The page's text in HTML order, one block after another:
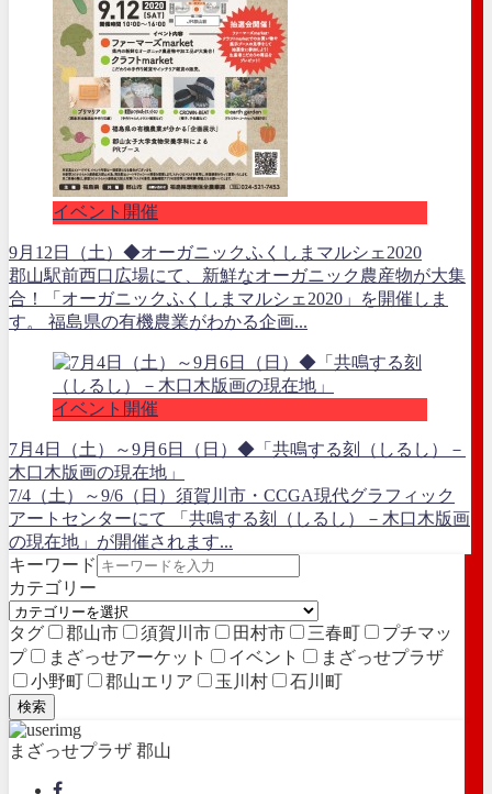
イベント開催
9月12日（土）◆オーガニックふくしまマルシェ2020
郡山駅前西口広場にて、新鮮なオーガニック農産物が大集
合！「オーガニックふくしまマルシェ2020」を開催しま
す。 福島県の有機農業がわかる企画...
イベント開催
7月4日（土）～9月6日（日）◆「共鳴する刻（しるし）－
木口木版画の現在地」
7/4（土）～9/6（日）須賀川市・CCGA現代グラフィック
アートセンターにて 「共鳴する刻（しるし）－木口木版画
の現在地」が開催されます...
キーワード
カテゴリー
タグ 郡山市 須賀川市 田村市 三春町
プチマッ
プ
まざっせアーケット イベント
まざっせプラザ
小野町
郡山エリア 玉川村 石川町
検索
まざっせプラザ 郡山